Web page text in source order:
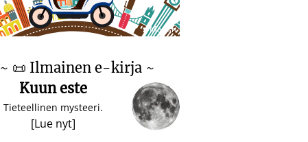
♥ Marish
~ 📜 Ilmainen e-kirja ~
Kuun este
Tieteellinen mysteeri.
[Lue nyt]